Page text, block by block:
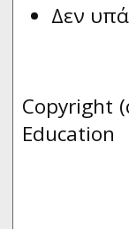
Δεν
Copyright
Education